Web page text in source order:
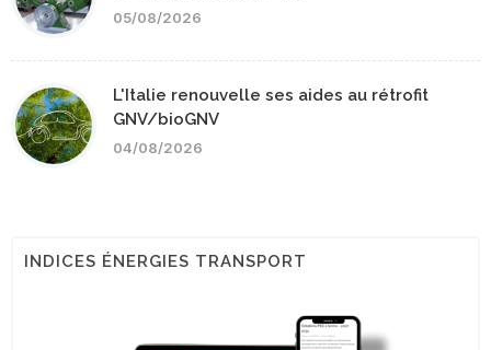
05/08/2026
L'Italie renouvelle ses aides au rétrofit
GNV/bioGNV
04/08/2026
INDICES ÉNERGIES TRANSPORT